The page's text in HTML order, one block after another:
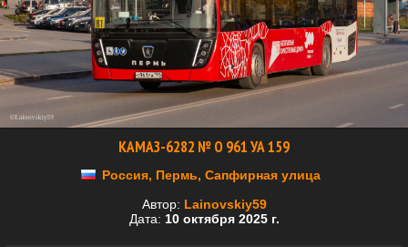
КАМАЗ-6282 № О 961 УА 159
Россия, Пермь, Сапфирная улица
Автор: Lainovskiy59
Дата: 10 октября 2025 г.